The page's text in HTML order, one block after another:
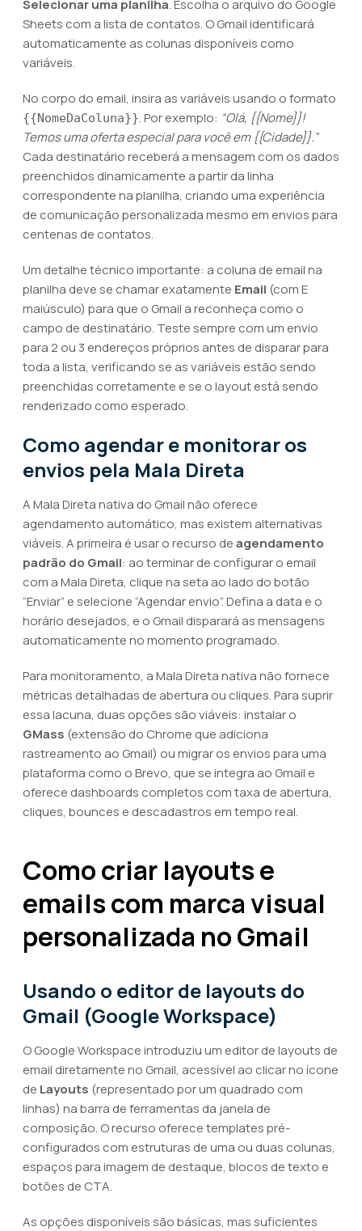
Selecionar uma planilha. Escolha o arquivo do Google
Sheets com a lista de contatos. O Gmail identificará
automaticamente as colunas disponíveis como
variáveis.
No corpo do email, insira as variáveis usando o formato
{{NomeDaColuna}}. Por exemplo: “Olá, {{Nome}}!
Temos uma oferta especial para você em {{Cidade}}.”
Cada destinatário receberá a mensagem com os dados
preenchidos dinamicamente a partir da linha
correspondente na planilha, criando uma experiência
de comunicação personalizada mesmo em envios para
centenas de contatos.
Um detalhe técnico importante: a coluna de email na
planilha deve se chamar exatamente Email (com E
maiúsculo) para que o Gmail a reconheça como o
campo de destinatário. Teste sempre com um envio
para 2 ou 3 endereços próprios antes de disparar para
toda a lista, verificando se as variáveis estão sendo
preenchidas corretamente e se o layout está sendo
renderizado como esperado.
Como agendar e monitorar os
envios pela Mala Direta
A Mala Direta nativa do Gmail não oferece
agendamento automático, mas existem alternativas
viáveis. A primeira é usar o recurso deagendamento
padrão do Gmail: ao terminar de configurar o email
com a Mala Direta, clique na seta ao lado do botão
“Enviar” e selecione “Agendar envio”. Defina a data e o
horário desejados, e o Gmail disparará as mensagens
automaticamente no momento programado.
Para monitoramento, a Mala Direta nativa não fornece
métricas detalhadas de abertura ou cliques. Para suprir
essa lacuna, duas opções são viáveis: instalar o
GMass (extensão do Chrome que adiciona
rastreamento ao Gmail) ou migrar os envios para uma
plataforma como o Brevo, que se integra ao Gmail e
oferece dashboards completos com taxa de abertura,
cliques, bounces e descadastros em tempo real.
Como criar layouts e
emails com marca visual
personalizada no Gmail
Usando o editor de layouts do
Gmail (Google Workspace)
O Google Workspace introduziu um editor de layouts de
email diretamente no Gmail, acessível ao clicar no ícone
de Layouts (representado por um quadrado com
linhas) na barra de ferramentas da janela de
composição. O recurso oferece templates pré-
configurados com estruturas de uma ou duas colunas,
espaços para imagem de destaque, blocos de texto e
botões de CTA.
As opções disponíveis são básicas, mas suficientes